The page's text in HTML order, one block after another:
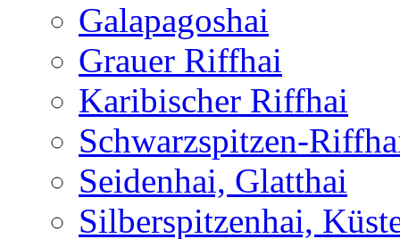
Galapagoshai
Grauer Riffhai
Karibischer Riffhai
Schwarzspitzen-
Seidenhai, Glatthai
Silberspitzenhai,